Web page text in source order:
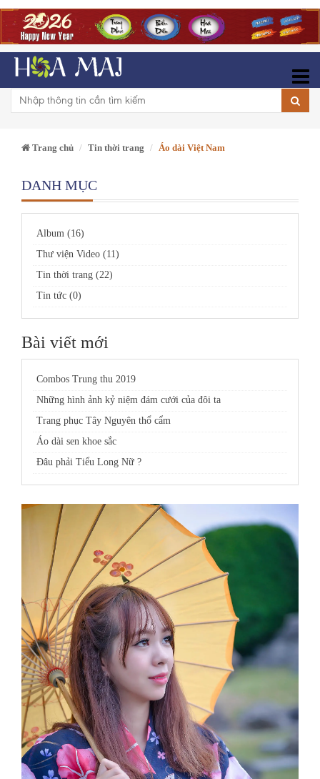
Trang chủ Tin thời trang Áo dài Việt Nam
DANH MỤC
Album (16)
Thư viện Video (11)
Tin thời trang (22)
Tin tức (0)
Bài viết mới
Combos Trung thu 2019
Những hình ảnh kỷ niệm đám cưới của đôi ta
Trang phục Tây Nguyên thổ cẩm
Áo dài sen khoe sắc
Đâu phải Tiểu Long Nữ ?